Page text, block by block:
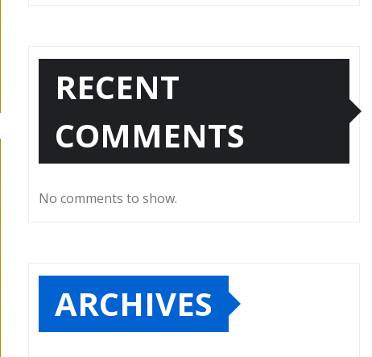
RECENT
COMMENTS
No comments to show.
ARCHIVES